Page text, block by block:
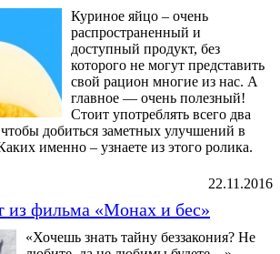
Куриное яйцо – очень
распространенный и
доступный продукт, без
которого не могут представить
свой рацион многие из нас. А
главное — очень полезный!
Стоит употреблять всего два
добиться заметных улучшений в
именно – узнаете из этого ролика.
22.11.2016
из фильма «Монах и бес»
«Хочешь знать тайну беззакония? Не